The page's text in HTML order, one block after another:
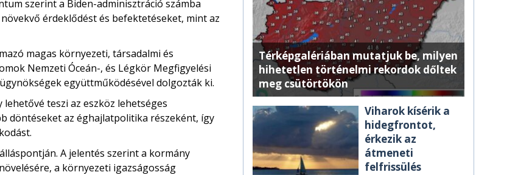
szerint a Biden-adminisztráció számba
érdeklődést és befektetéseket, mint az
magas környezeti, társadalmi és
Nemzeti Óceán-, és Légkör Megfigyelési
együttműködésével dolgozták ki.
teszi az eszköz lehetséges
döntéseket az éghajlatpolitika részeként, így
A jelentés szerint a kormány
a környezeti igazságosság
Térképgalériában mutatjuk be, milyen
hihetetlen történelmi rekordok dőltek
meg csütörtökön
Viharok kísérik a
hidegfrontot,
érkezik az
átmeneti
felfrissülés